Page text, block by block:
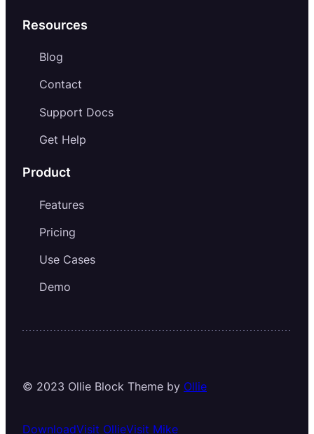
Resources
Blog
Contact
Support Docs
Get Help
Product
Features
Pricing
Use Cases
Demo
© 2023 Ollie Block Theme by Ollie
DownloadVisit OllieVisit Mike